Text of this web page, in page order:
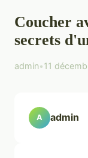
Coucher
secrets
admin•11
A admin